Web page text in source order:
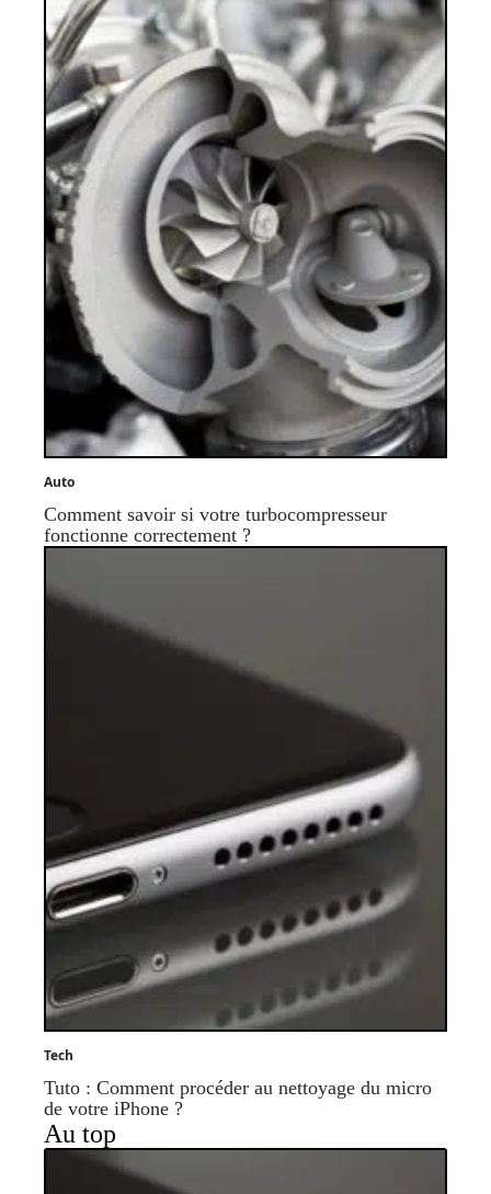
Auto
Comment savoir si votre turbocompresseur
fonctionne correctement ?
Tech
Tuto : Comment procéder au nettoyage du micro
de votre iPhone ?
Au top